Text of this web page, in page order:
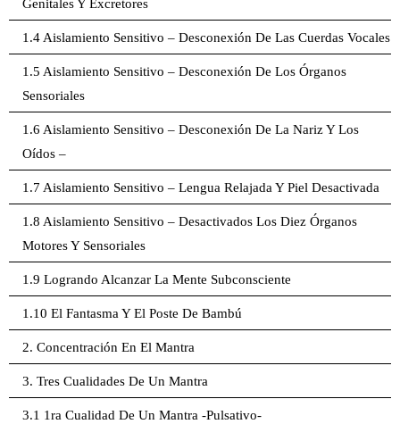
Genitales Y Excretores
1.4 Aislamiento Sensitivo – Desconexión De Las Cuerdas Vocales
1.5 Aislamiento Sensitivo – Desconexión De Los Órganos
Sensoriales
1.6 Aislamiento Sensitivo – Desconexión De La Nariz Y Los
Oídos –
1.7 Aislamiento Sensitivo – Lengua Relajada Y Piel Desactivada
1.8 Aislamiento Sensitivo – Desactivados Los Diez Órganos
Motores Y Sensoriales
1.9 Logrando Alcanzar La Mente Subconsciente
1.10 El Fantasma Y El Poste De Bambú
2. Concentración En El Mantra
3. Tres Cualidades De Un Mantra
3.1 1ra Cualidad De Un Mantra -Pulsativo-